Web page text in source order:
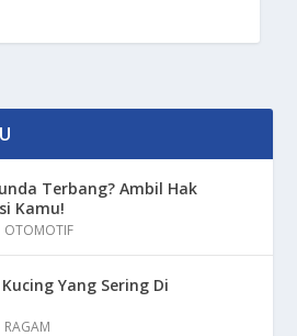
Terbang? Ambil Hak
Kamu!
OTOMOTIF
Yang Sering Di
RAGAM